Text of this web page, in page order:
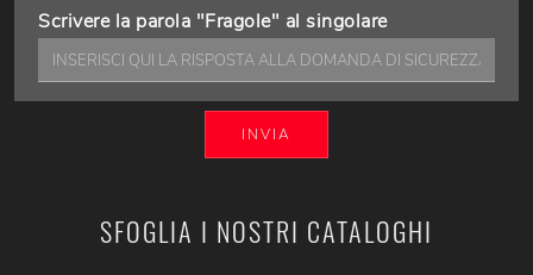
SFOGLIA I NOSTRI CATALOGHI
Scrivere la parola "Fragole" al singolare
INVIA